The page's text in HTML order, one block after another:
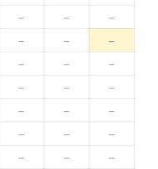
– – –
– – –
– – –
– –
–
– – –
– –
–
– – –